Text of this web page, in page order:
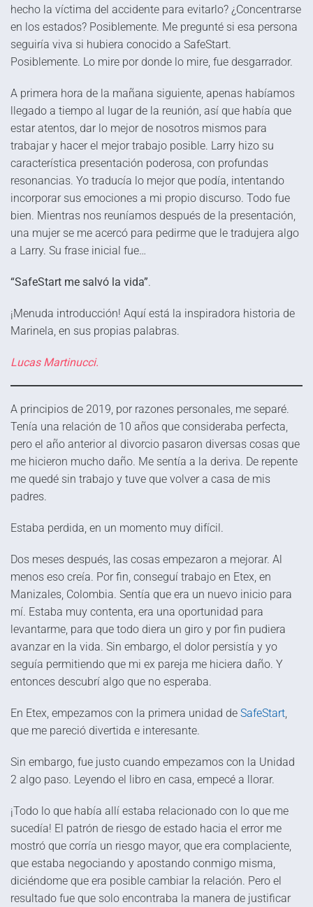
hecho la víctima del accidente para evitarlo? ¿Concentrarse
en los estados? Posiblemente. Me pregunté si esa persona
seguiría viva si hubiera conocido a SafeStart.
Posiblemente. Lo mire por donde lo mire, fue desgarrador.
A primera hora de la mañana siguiente, apenas habíamos
llegado a tiempo al lugar de la reunión, así que había que
estar atentos, dar lo mejor de nosotros mismos para
trabajar y hacer el mejor trabajo posible. Larry hizo su
característica presentación poderosa, con profundas
resonancias. Yo traducía lo mejor que podía, intentando
incorporar sus emociones a mi propio discurso. Todo fue
bien. Mientras nos reuníamos después de la presentación,
una mujer se me acercó para pedirme que le tradujera algo
a Larry. Su frase inicial fue…
“SafeStart me salvó la vida”.
¡Menuda introducción! Aquí está la inspiradora historia de
Marinela, en sus propias palabras.
Lucas Martinucci.
A principios de 2019, por razones personales, me separé.
Tenía una relación de 10 años que consideraba perfecta,
pero el año anterior al divorcio pasaron diversas cosas que
me hicieron mucho daño. Me sentía a la deriva. De repente
me quedé sin trabajo y tuve que volver a casa de mis
padres.
Estaba perdida, en un momento muy difícil.
Dos meses después, las cosas empezaron a mejorar. Al
menos eso creía. Por fin, conseguí trabajo en Etex, en
Manizales, Colombia. Sentía que era un nuevo inicio para
mí. Estaba muy contenta, era una oportunidad para
levantarme, para que todo diera un giro y por fin pudiera
avanzar en la vida. Sin embargo, el dolor persistía y yo
seguía permitiendo que mi ex pareja me hiciera daño. Y
entonces descubrí algo que no esperaba.
En Etex, empezamos con la primera unidad de SafeStart,
que me pareció divertida e interesante.
Sin embargo, fue justo cuando empezamos con la Unidad
2 algo paso. Leyendo el libro en casa, empecé a llorar.
¡Todo lo que había allí estaba relacionado con lo que me
sucedía! El patrón de riesgo de estado hacia el error me
mostró que corría un riesgo mayor, que era complaciente,
que estaba negociando y apostando conmigo misma,
diciéndome que era posible cambiar la relación. Pero el
resultado fue que solo encontraba la manera de justificar